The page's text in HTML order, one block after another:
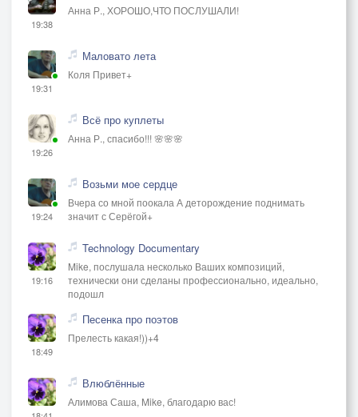
19:38
Анна Р., ХОРОШО,ЧТО ПОСЛУШАЛИ!
19:31
Маловато лета
Коля Привет+
19:26
Всё про куплеты
Анна Р., спасибо!!! 🌸🌸🌸
19:24
Возьми мое сердце
Вчера со мной поокала А деторождение поднимать
значит с Серёгой+
19:16
Technology Documentary
Mike, послушала несколько Ваших композиций,
технически они сделаны профессионально, идеально,
подошл
18:49
Песенка про поэтов
Прелесть какая!))+4
Влюблённые
Алимова Саша, Mike, благодарю вас!